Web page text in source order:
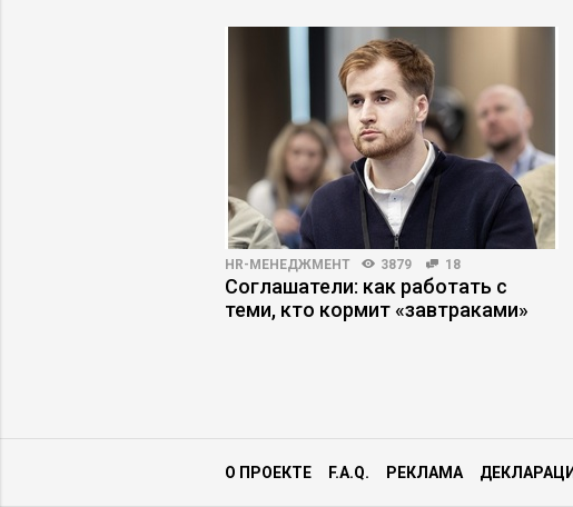
HR-МЕНЕДЖМЕНТ 3879 18
Соглашатели: как работать с
теми, кто кормит «завтраками»
О ПРОЕКТЕ F.A.Q. РЕКЛАМА